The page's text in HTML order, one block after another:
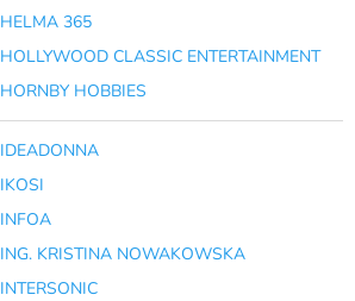
HELMA 365
HOLLYWOOD CLASSIC ENTERTAINMENT
HORNBY HOBBIES
IDEADONNA
IKOSI
INFOA
ING. KRISTINA NOWAKOWSKA
INTERSONIC